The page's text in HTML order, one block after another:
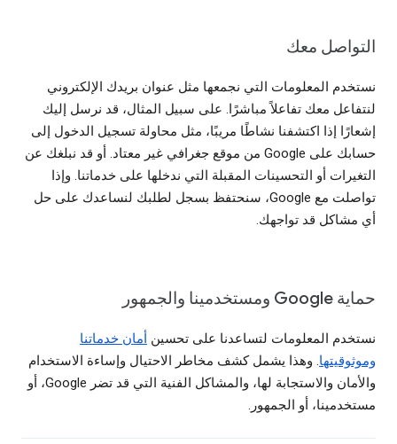
التواصل معك
نستخدم المعلومات التي نجمعها مثل عنوان بريدك الإلكتروني
لنتفاعل معك تفاعلاً مباشرًا. على سبيل المثال، قد نرسل إليك
إشعارًا إذا اكتشفنا نشاطًا مريبًا، مثل محاولة تسجيل الدخول إلى
حسابك على Google من موقع جغرافي غير معتاد. أو قد نبلغك عن
التغيرات أو التحسينات المقبلة التي ندخلها على خدماتنا. وإذا
تواصلت مع Google، سنحتفظ بسجل لطلبك لنساعدك على حل
أي مشاكل قد تواجهك.
حماية Google ومستخدمينا والجمهور
نستخدم المعلومات لتساعدنا على تحسين أمان خدماتنا
وموثوقيتها. وهذا يشمل كشف مخاطر الاحتيال وإساءة الاستخدام
والأمان والاستجابة لها، والمشاكل الفنية التي قد تضر Google، أو
مستخدمينا، أو الجمهور.